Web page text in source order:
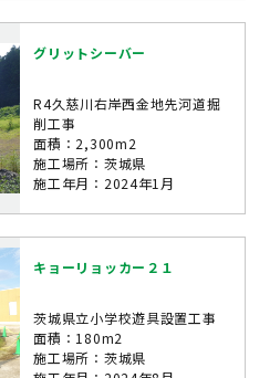
グリットシーバー
R4久慈川右岸西金地先河道掘
削工事
面積：2,300m2
施工場所：茨城県
施工年月：2024年1月
キョーリョッカー２１
茨城県立小学校遊具設置工事
面積：180m2
施工場所：茨城県